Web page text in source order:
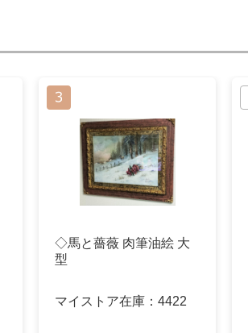
◇馬と薔薇 肉筆油絵 大
型
マイストア在庫： 4422